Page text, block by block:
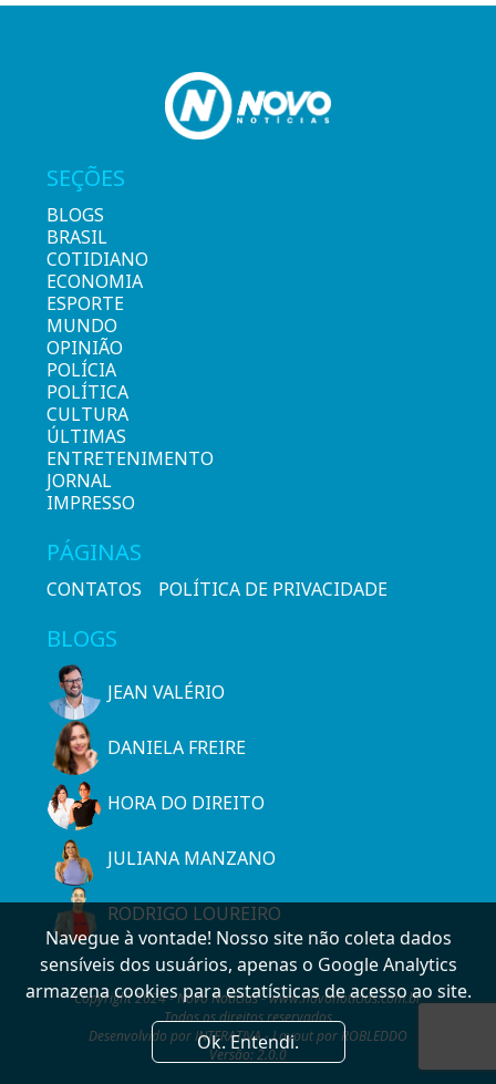
SEÇÕES
BLOGS
BRASIL
COTIDIANO
ECONOMIA
ESPORTE
MUNDO
OPINIÃO
POLÍCIA
POLÍTICA
CULTURA
ÚLTIMAS
ENTRETENIMENTO
JORNAL
IMPRESSO
PÁGINAS
CONTATOS POLÍTICA DE PRIVACIDADE
BLOGS
JEAN VALÉRIO
DANIELA FREIRE
HORA DO DIREITO
JULIANA MANZANO
RODRIGO LOUREIRO
Copyright 2024 - Novo Notícias - www.novonoticias.com.br
Todos os direitos reservados
Desenvolvido por INTERATIVA - Layout por ROBLEDDO
Versão: 2.0.0
Navegue à vontade! Nosso site não coleta dados
sensíveis dos usuários, apenas o Google Analytics
armazena cookies para estatísticas de acesso ao site.
Ok. Entendi.